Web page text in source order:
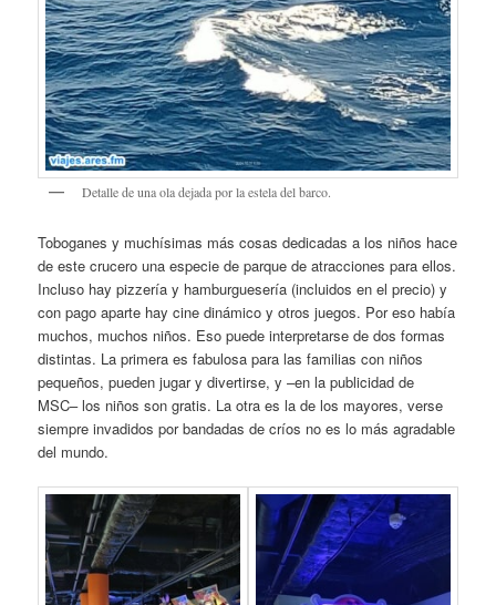
Detalle de una ola dejada por la estela del barco.
Toboganes y muchísimas más cosas dedicadas a los niños hace
de este crucero una especie de parque de atracciones para ellos.
Incluso hay pizzería y hamburguesería (incluidos en el precio) y
con pago aparte hay cine dinámico y otros juegos. Por eso había
muchos, muchos niños. Eso puede interpretarse de dos formas
distintas. La primera es fabulosa para las familias con niños
pequeños, pueden jugar y divertirse, y –en la publicidad de
MSC– los niños son gratis. La otra es la de los mayores, verse
siempre invadidos por bandadas de críos no es lo más agradable
del mundo.